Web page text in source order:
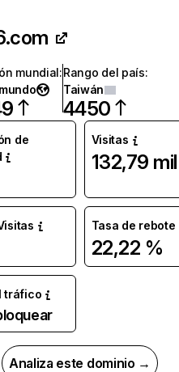
mundial:Rango del país:
Taiwán
4450
de
Visitas
132,79 mil
Tasa de rebote
22,22 %
tráfico
Analiza este dominio →